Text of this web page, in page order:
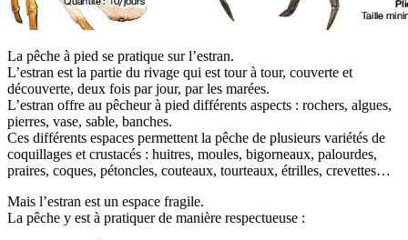
La pêche à pied se pratique sur l’estran.
L’estran est la partie du rivage qui est tour à tour, couverte et
découverte, deux fois par jour, par les marées.
L’estran offre au pêcheur à pied différents aspects : rochers, algues,
pierres, vase, sable, banches.
Ces différents espaces permettent la pêche de plusieurs variétés de
coquillages et crustacés : huitres, moules, bigorneaux, palourdes,
praires, coques, pétoncles, couteaux, tourteaux, étrilles, crevettes…
Mais l’estran est un espace fragile.
La pêche y est à pratiquer de manière respectueuse :